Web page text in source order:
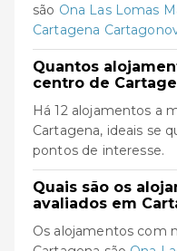
são Ona Las Lomas
Cartagena
Quantos
centro de
Há 12 alojamentos a
Cartagena, ideais se
pontos de interesse.
Quais são os
avaliados em
Os alojamentos com